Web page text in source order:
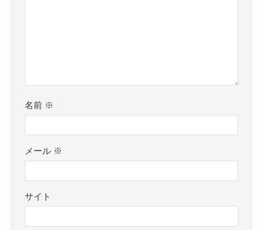
名前 ※
メール ※
サイト